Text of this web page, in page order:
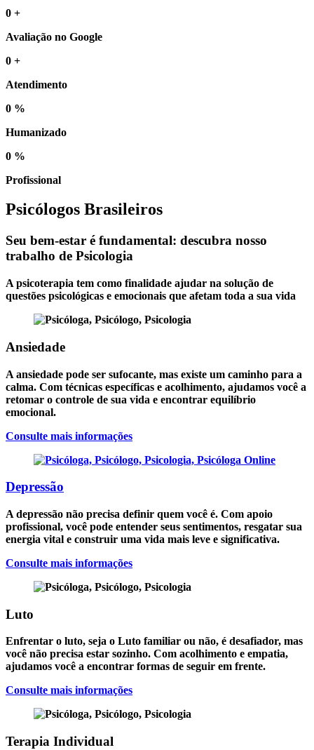
0 +
Avaliação no Google
0 +
Atendimento
0 %
Humanizado
0 %
Profissional
Psicólogos Brasileiros
Seu bem-estar é fundamental: descubra nosso
trabalho de Psicologia
A psicoterapia tem como finalidade ajudar na solução de
questões psicológicas e emocionais que afetam toda a sua vida
Ansiedade
A ansiedade pode ser sufocante, mas existe um caminho para a
calma. Com técnicas específicas e acolhimento, ajudamos você a
retomar o controle de sua vida e encontrar equilíbrio
emocional.
Consulte mais informações
Depressão
A depressão não precisa definir quem você é. Com apoio
profissional, você pode entender seus sentimentos, resgatar sua
energia vital e construir uma vida mais leve e significativa.
Consulte mais informações
Luto
Enfrentar o luto, seja o Luto familiar ou não, é desafiador, mas
você não precisa estar sozinho. Com acolhimento e empatia,
ajudamos você a encontrar formas de seguir em frente.
Consulte mais informações
Terapia Individual